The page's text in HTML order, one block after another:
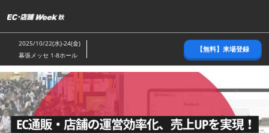
キ
ッ
し
て
進
む
2025/10/22(水)-24(金)
幕張メッセ 1-8ホール
【無料】来場登録